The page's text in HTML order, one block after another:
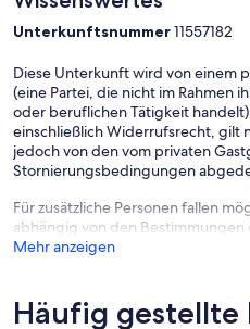
Unterkunftsnummer11557182
Diese Unterkunft wird von einem
(eine Partei, die nicht im Rahmen
oder beruflichen Tätigkeit
einschließlich Widerrufsrecht, gilt
jedoch von den vom privaten
Stornierungsbedingungen
Für zusätzliche Personen fallen
abhängig von den
Mehr anzeigen
Häufig gestellte